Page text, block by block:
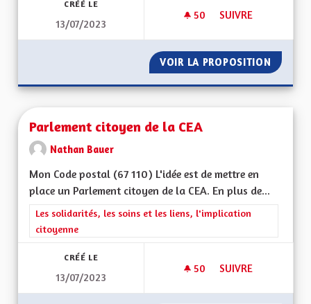
CRÉÉ LE
13/07/2023
50 50 ABONNÉS
SUIVRE
VOIR LA PROPOSITION
Parlement citoyen de la CEA
Nathan Bauer
Mon Code postal (67 110) L'idée est de mettre en
place un Parlement citoyen de la CEA. En plus de...
Filtrer les résultats de la catégorie : Les solidarités, les soins
Les solidarités, les soins et les liens, l'implication
citoyenne
CRÉÉ LE
13/07/2023
50 50 ABONNÉS
SUIVRE